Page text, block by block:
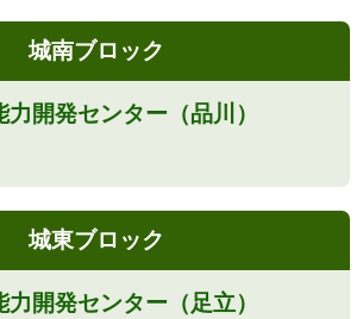
城南ブロック
開発センター（品川）
城東ブロック
開発センター（足立）